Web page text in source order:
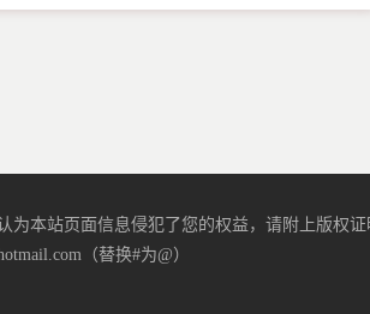
本站页面信息侵犯了您的权益，请附上版权
（替换#为@）